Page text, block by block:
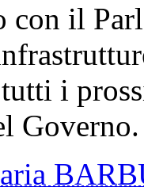
il
i
Governo.